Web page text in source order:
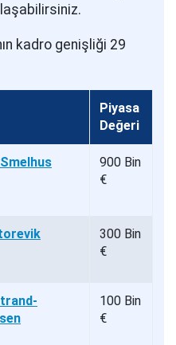
kadro genişliği 29
Piyasa
Değeri
900 Bin
€
300 Bin
€
100 Bin
€